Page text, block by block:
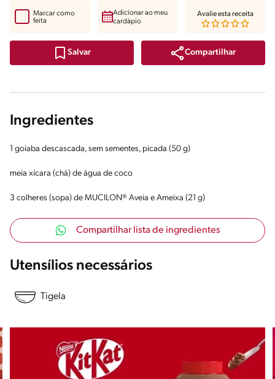
Salvar Compartilhar
Marcar como
feita
Adicionar ao meu
cardápio
Avalie esta receita
Ingredientes
1 goiaba descascada, sem sementes, picada (50 g)
meia xícara (chá) de água de coco
3 colheres (sopa) de MUCILON® Aveia e Ameixa (21 g)
Compartilhar lista de ingredientes
Utensílios necessários
Tigela